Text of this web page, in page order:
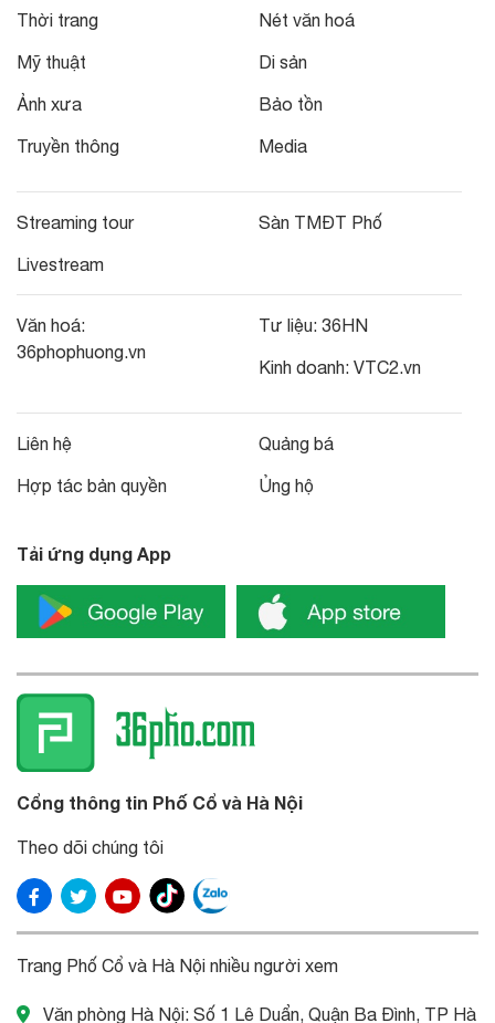
Thời trang
Mỹ thuật
Ảnh xưa
Truyền thông
Nét văn hoá
Di sản
Bảo tồn
Media
Streaming tour
Livestream
Sàn TMĐT Phố
Văn hoá:
36phophuong.vn
Tư liệu: 36HN
Kinh doanh: VTC2.vn
Liên hệ
Hợp tác bản quyền
Quảng bá
Ủng hộ
Tải ứng dụng App
Cổng thông tin Phố Cổ và Hà Nội
Theo dõi chúng tôi
Trang Phố Cổ và Hà Nội nhiều người xem
Văn phòng Hà Nội: Số 1 Lê Duẩn, Quận Ba Đình, TP Hà